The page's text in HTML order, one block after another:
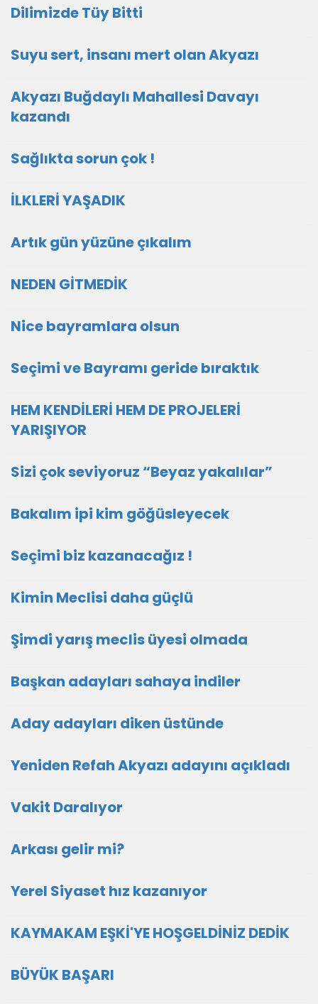
Dilimizde Tüy Bitti
Suyu sert, insanı mert olan Akyazı
Akyazı Buğdaylı Mahallesi Davayı
kazandı
Sağlıkta sorun çok !
İLKLERİ YAŞADIK
Artık gün yüzüne çıkalım
NEDEN GİTMEDİK
Nice bayramlara olsun
Seçimi ve Bayramı geride bıraktık
HEM KENDİLERİ HEM DE PROJELERİ
YARIŞIYOR
Sizi çok seviyoruz “Beyaz yakalılar”
Bakalım ipi kim göğüsleyecek
Seçimi biz kazanacağız !
Kimin Meclisi daha güçlü
Şimdi yarış meclis üyesi olmada
Başkan adayları sahaya indiler
Aday adayları diken üstünde
Yeniden Refah Akyazı adayını açıkladı
Vakit Daralıyor
Arkası gelir mi?
Yerel Siyaset hız kazanıyor
KAYMAKAM EŞKİ'YE HOŞGELDİNİZ DEDİK
BÜYÜK BAŞARI